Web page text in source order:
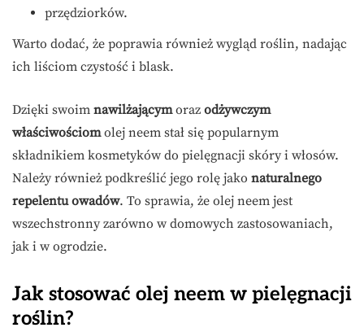
przędziorków.
Warto dodać, że poprawia również wygląd roślin, nadając
ich liściom czystość i blask.
Dzięki swoim nawilżającymoraz odżywczym
właściwościomolej neem stał się popularnym
składnikiem kosmetyków do pielęgnacji skóry i włosów.
Należy również podkreślić jego rolę jako naturalnego
repelentu owadów. To sprawia, że olej neem jest
wszechstronny zarówno w domowych zastosowaniach,
jak i w ogrodzie.
Jak stosować olej neem w pielęgnacji
roślin?